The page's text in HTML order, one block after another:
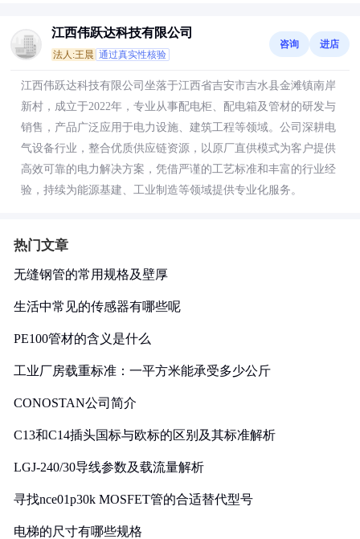
江西伟跃达科技有限公司
法人:王晨 通过真实性核验
咨询 进店
江西伟跃达科技有限公司坐落于江西省吉安市吉水县金滩镇南岸
新村，成立于2022年，专业从事配电柜、配电箱及管材的研发与
销售，产品广泛应用于电力设施、建筑工程等领域。公司深耕电
气设备行业，整合优质供应链资源，以原厂直供模式为客户提供
高效可靠的电力解决方案，凭借严谨的工艺标准和丰富的行业经
验，持续为能源基建、工业制造等领域提供专业化服务。
热门文章
无缝钢管的常用规格及壁厚
生活中常见的传感器有哪些呢
PE100管材的含义是什么
工业厂房载重标准：一平方米能承受多少公斤
CONOSTAN公司简介
C13和C14插头国标与欧标的区别及其标准解析
LGJ-240/30导线参数及载流量解析
寻找nce01p30k MOSFET管的合适替代型号
电梯的尺寸有哪些规格